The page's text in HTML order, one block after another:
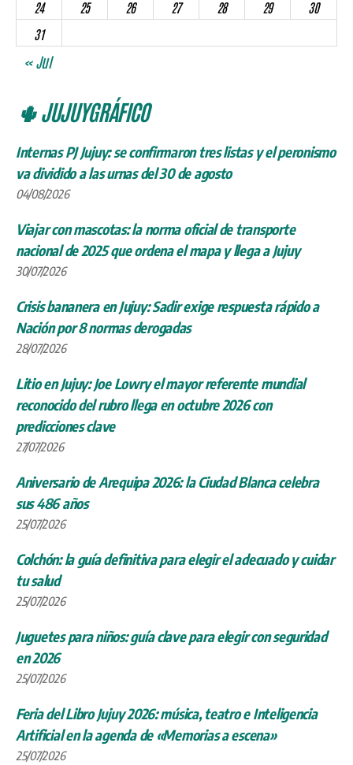
24
25 26 27 28 29
30
31
« Jul
🌵 JUJUYGRÁFICO
Internas PJ Jujuy: se confirmaron tres listas y el peronismo
va dividido a las urnas del 30 de agosto
04/08/2026
Viajar con mascotas: la norma oficial de transporte
nacional de 2025 que ordena el mapa y llega a Jujuy
30/07/2026
Crisis bananera en Jujuy: Sadir exige respuesta rápido a
Nación por 8 normas derogadas
28/07/2026
Litio en Jujuy: Joe Lowry el mayor referente mundial
reconocido del rubro llega en octubre 2026 con
predicciones clave
27/07/2026
Aniversario de Arequipa 2026: la Ciudad Blanca celebra
sus 486 años
25/07/2026
Colchón: la guía definitiva para elegir el adecuado y cuidar
tu salud
25/07/2026
Juguetes para niños: guía clave para elegir con seguridad
en 2026
25/07/2026
Feria del Libro Jujuy 2026: música, teatro e Inteligencia
Artificial en la agenda de «Memorias a escena»
25/07/2026